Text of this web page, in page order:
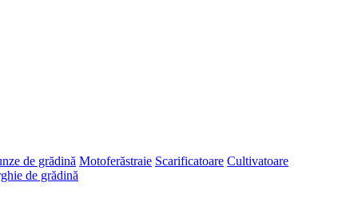
de grădină Motoferăstraie Scarificatoare Cultivatoare
de grădină